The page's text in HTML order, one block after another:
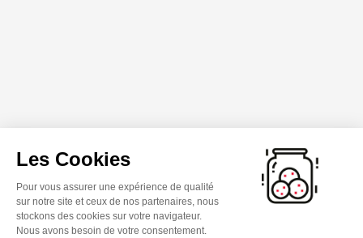
Les Cookies
Pour vous assurer une expérience de qualité
sur notre site et ceux de nos partenaires, nous
stockons des cookies sur votre navigateur.
Nous avons besoin de votre consentement.